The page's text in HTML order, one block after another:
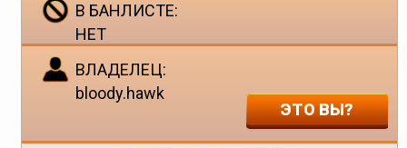
В БАНЛИСТЕ:
НЕТ
ВЛАДЕЛЕЦ:
bloody.hawk
ЭТО ВЫ?